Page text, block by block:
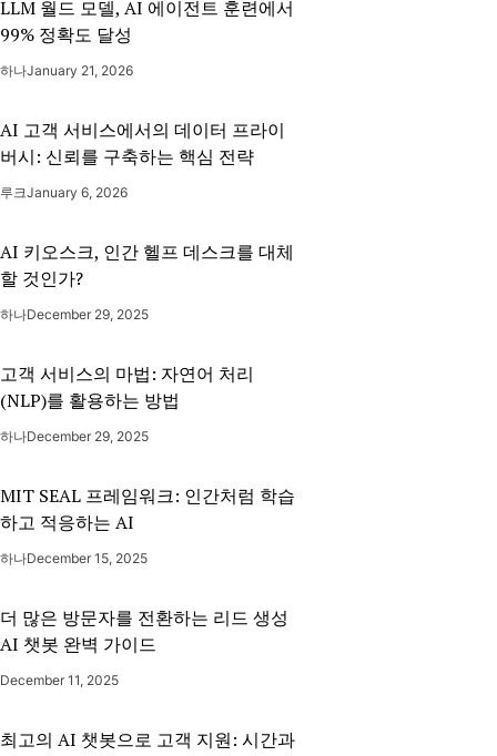
LLM 월드 모델, AI 에이전트 훈련에서
99% 정확도 달성
하나January 21, 2026
AI 고객 서비스에서의 데이터 프라이
버시: 신뢰를 구축하는 핵심 전략
루크January 6, 2026
AI 키오스크, 인간 헬프 데스크를 대체
할 것인가?
하나December 29, 2025
고객 서비스의 마법: 자연어 처리
(NLP)를 활용하는 방법
하나December 29, 2025
MIT SEAL 프레임워크: 인간처럼 학습
하고 적응하는 AI
하나December 15, 2025
더 많은 방문자를 전환하는 리드 생성
AI 챗봇 완벽 가이드
December 11, 2025
최고의 AI 챗봇으로 고객 지원: 시간과